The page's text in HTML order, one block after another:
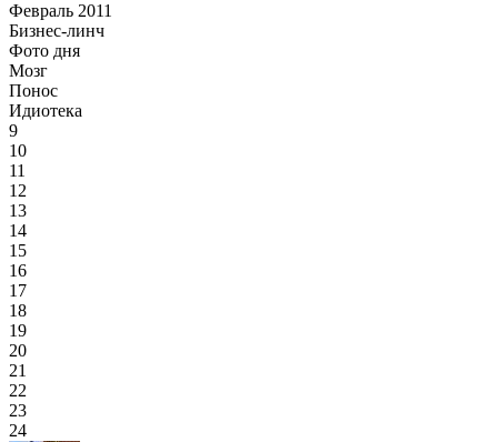
Февраль 2011
Бизнес-линч
Фото дня
Мозг
Понос
Идиотека
9
10
11
12
13
14
15
16
17
18
19
20
21
22
23
24